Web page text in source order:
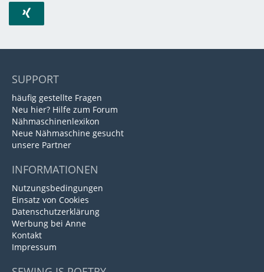
SUPPORT
häufig gestellte Fragen
Neu hier? Hilfe zum Forum
Nähmaschinenlexikon
Neue Nähmaschine gesucht
unsere Partner
INFORMATIONEN
Nutzungsbedingungen
Einsatz von Cookies
Datenschutzerklärung
Werbung bei Anne
Kontakt
Impressum